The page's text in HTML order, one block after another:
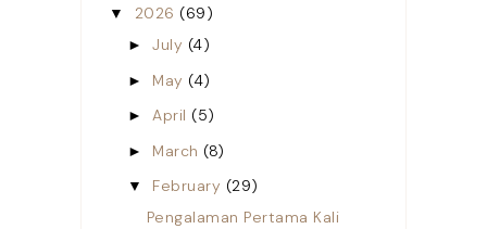
▼ 2026 (69)
►July (4)
► May (4)
►April (5)
► March (8)
▼ February (29)
Pengalaman Pertama Kali